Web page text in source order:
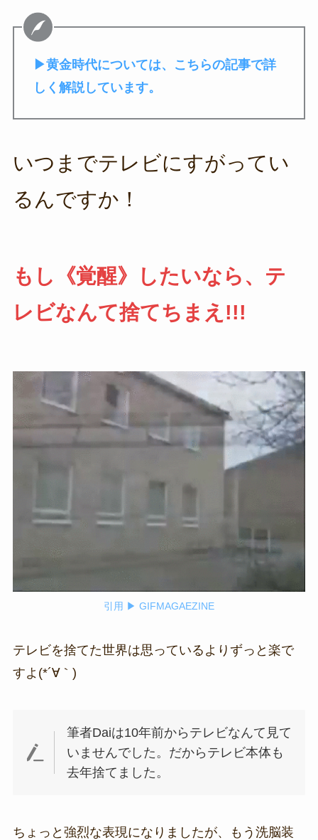
▶黄金時代については、こちらの記事で詳
しく解説しています。
いつまでテレビにすがってい
るんですか！
もし《覚醒》したいなら、テ
レビなんて捨てちまえ!!!
引用 ▶ GIFMAGAEZINE
テレビを捨てた世界は思っているよりずっと楽で
すよ(*´∀｀)
筆者Daiは10年前からテレビなんて見て
いませんでした。だからテレビ本体も
去年捨てました。
ちょっと強烈な表現になりましたが、もう洗脳装